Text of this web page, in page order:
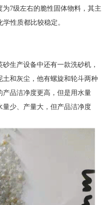
7级左右的脆性固体物料，其主
性质都比较稳定。
生产设备中还有一款洗砂机，
和灰尘，他有螺旋和轮斗两种
品洁净度更高，但是用水量
少、产量大，但产品洁净度